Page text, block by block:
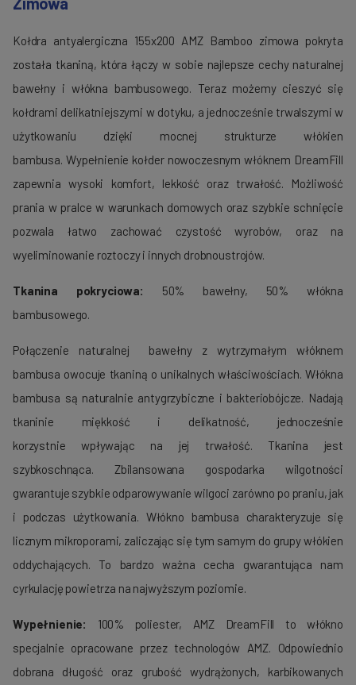
Kołdra antyalergiczna 155x200 AMZ Bamboo zimowa pokryta
została tkaniną, która łączy w sobie najlepsze cechy naturalnej
bawełny i włókna bambusowego. Teraz możemy cieszyć się
kołdrami delikatniejszymi w dotyku, a jednocześnie trwalszymi w
użytkowaniu dzięki mocnej strukturze włókien
bambusa. Wypełnienie kołder nowoczesnym włóknem DreamFill
zapewnia wysoki komfort, lekkość oraz trwałość. Możliwość
prania w pralce w warunkach domowych oraz szybkie schnięcie
pozwala łatwo zachować czystość wyrobów, oraz na
wyeliminowanie roztoczy i innych drobnoustrojów.
Tkanina pokryciowa:
50% bawełny, 50% włókna
bambusowego.
Połączenie naturalnej bawełny z wytrzymałym włóknem
bambusa owocuje tkaniną o unikalnych właściwościach. Włókna
bambusa są naturalnie antygrzybiczne i bakteriobójcze. Nadają
tkaninie miękkość i delikatność, jednocześnie
korzystnie wpływając na jej trwałość. Tkanina jest
szybkoschnąca. Zbilansowana gospodarka wilgotności
gwarantuje szybkie odparowywanie wilgoci zarówno po praniu, jak
i podczas użytkowania. Włókno bambusa charakteryzuje się
licznym mikroporami, zaliczając się tym samym do grupy włókien
oddychających. To bardzo ważna cecha gwarantująca nam
cyrkulację powietrza na najwyższym poziomie.
Wypełnienie:
100% poliester, AMZ DreamFill to włókno
specjalnie opracowane przez technologów AMZ. Odpowiednio
dobrana długość oraz grubość wydrążonych, karbikowanych